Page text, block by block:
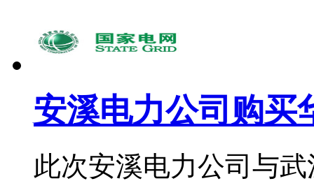
安溪电力公司购买
此次安溪电力公司与